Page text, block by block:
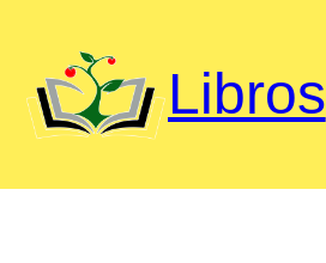
contenido
Libros